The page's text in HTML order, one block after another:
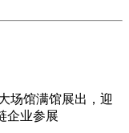
馆满馆展出，迎
企业参展